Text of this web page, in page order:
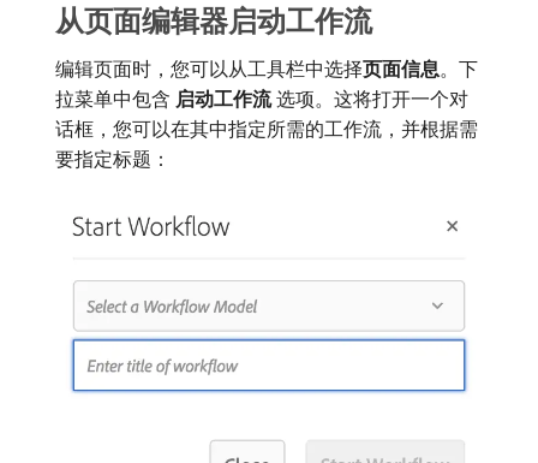
从页面编辑器启动工作流
编辑页面时，您可以从工具栏中选择​页面信息。下
拉菜单中包含​ 启动工作流​选项。这将打开一个对
话框，您可以在其中指定所需的工作流，并根据需
要指定标题：